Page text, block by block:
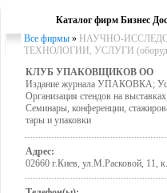
Каталог фирм Бизнес
Все фирмы » НАУЧНО-
ТЕХНОЛОГИИ, УСЛУГИ
КЛУБ УПАКОВЩИКОВ ОО
Издание журнала УПАКОВКА;
Организация стендов на
Семинары, конференции,
тары и упаковки
Адрес:
02660 г.Киев, ул.М.Расковой, 11,